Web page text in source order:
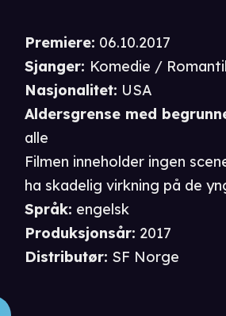
Premiere: 06.10.2017
Sjanger: Komedie /
Nasjonalitet: USA
Aldersgrense med
alle
Filmen inneholder ingen
ha skadelig virkning på de
Språk: engelsk
Produksjonsår: 2017
Distributør: SF Norge